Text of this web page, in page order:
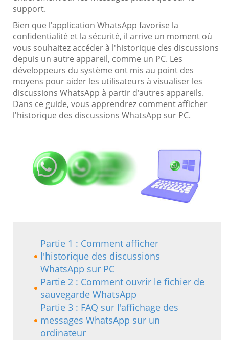
support.
Bien que l'application WhatsApp favorise la
confidentialité et la sécurité, il arrive un moment où
vous souhaitez accéder à l'historique des discussions
depuis un autre appareil, comme un PC. Les
développeurs du système ont mis au point des
moyens pour aider les utilisateurs à visualiser les
discussions WhatsApp à partir d'autres appareils.
Dans ce guide, vous apprendrez comment afficher
l'historique des discussions WhatsApp sur PC.
Partie 1 : Comment afficher
l'historique des discussions
WhatsApp sur PC
Partie 2 : Comment ouvrir le fichier de
sauvegarde WhatsApp
Partie 3 : FAQ sur l'affichage des
messages WhatsApp sur un
ordinateur